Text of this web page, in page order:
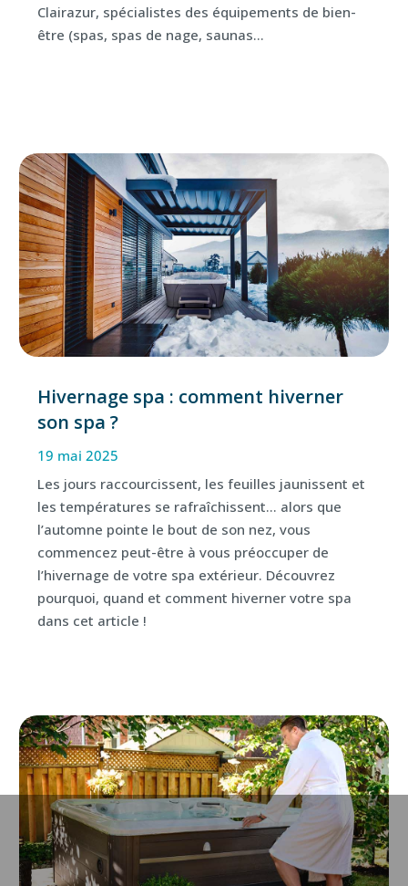
Clairazur, spécialistes des équipements de bien-
être (spas, spas de nage, saunas...
Hivernage spa : comment hiverner
son spa ?
19 mai 2025
Les jours raccourcissent, les feuilles jaunissent et
les températures se rafraîchissent… alors que
l’automne pointe le bout de son nez, vous
commencez peut-être à vous préoccuper de
l’hivernage de votre spa extérieur. Découvrez
pourquoi, quand et comment hiverner votre spa
dans cet article !